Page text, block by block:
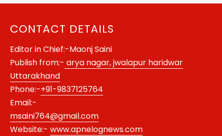
CONTACT DETAILS
Editor in Chief:-Maonj Saini
Publish from:- arya nagar, jwalapur haridwar
Uttarakhand
Phone:-+91-9837125764
Email:-
msaini764@gmail.com
Website:- www.apnelognews.com